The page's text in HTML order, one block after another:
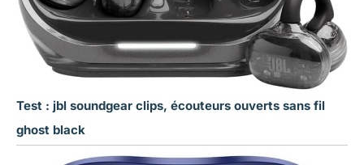
Test : jbl soundgear clips, écouteurs ouverts sans fil
ghost black